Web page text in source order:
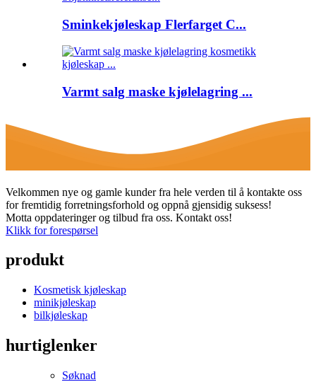
Sminkekjøleskap Flerfarget C...
Varmt salg maske kjølelagring ...
Velkommen nye og gamle kunder fra hele verden til å kontakte oss
for fremtidig forretningsforhold og oppnå gjensidig suksess!
Motta oppdateringer og tilbud fra oss. Kontakt oss!
Klikk for forespørsel
produkt
Kosmetisk kjøleskap
minikjøleskap
bilkjøleskap
hurtiglenker
Søknad